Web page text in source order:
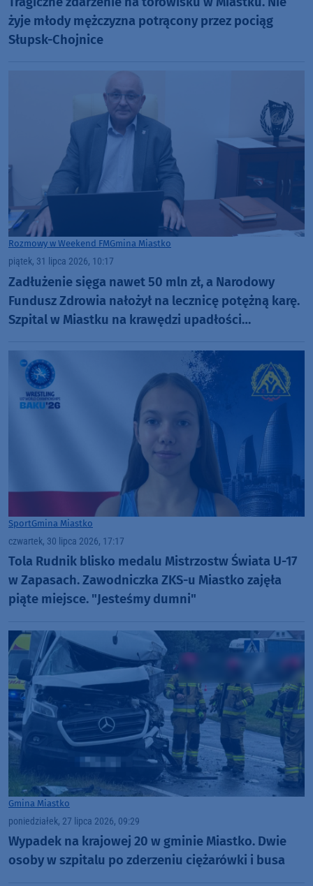
żyje młody mężczyzna potrącony przez pociąg
Słupsk-Chojnice
Rozmowy w Weekend FMGmina Miastko
piątek, 31 lipca 2026, 10:17
Zadłużenie sięga nawet 50 mln zł, a Narodowy
Fundusz Zdrowia nałożył na lecznicę potężną karę.
Szpital w Miastku na krawędzi upadłości
SportGmina Miastko
czwartek, 30 lipca 2026, 17:17
Tola Rudnik blisko medalu Mistrzostw Świata U-17
w Zapasach. Zawodniczka ZKS-u Miastko zajęła
piąte miejsce. "Jesteśmy dumni"
Gmina Miastko
poniedziałek, 27 lipca 2026, 09:29
Wypadek na krajowej 20 w gminie Miastko. Dwie
osoby w szpitalu po zderzeniu ciężarówki i busa